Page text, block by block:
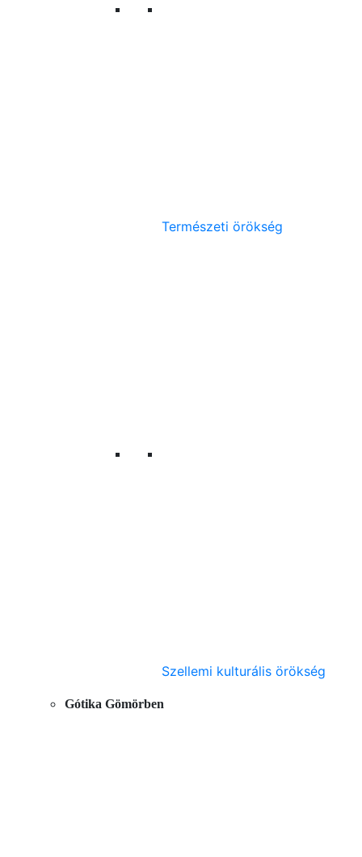
Természeti örökség
Szellemi kulturális örökség
Gótika Gömörben